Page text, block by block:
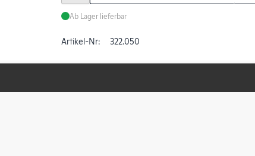
Ab Lager lieferbar
Artikel-Nr: 322.050